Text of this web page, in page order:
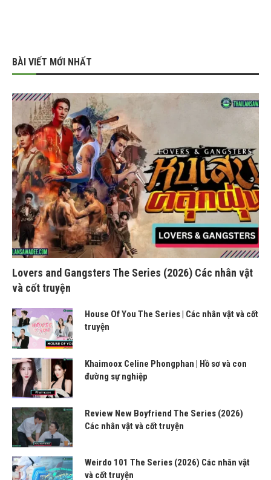
BÀI VIẾT MỚI NHẤT
Lovers and Gangsters The Series (2026) Các nhân vật
và cốt truyện
House Of You The Series | Các nhân vật và cốt
truyện
Khaimoox Celine Phongphan | Hồ sơ và con
đường sự nghiệp
Review New Boyfriend The Series (2026)
Các nhân vật và cốt truyện
Weirdo 101 The Series (2026) Các nhân vật
và cốt truyện